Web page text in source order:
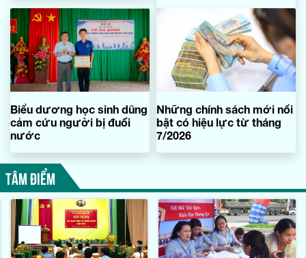
Biểu dương học sinh dũng
cảm cứu người bị đuối
nước
Những chính sách mới nổi
bật có hiệu lực từ tháng
7/2026
TÂM ĐIỂM